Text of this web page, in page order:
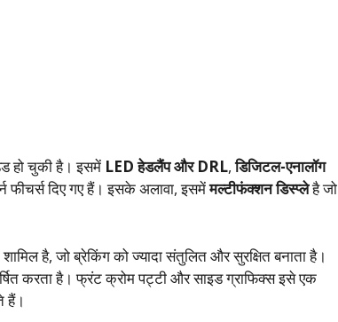
हो चुकी है। इसमें LED हेडलैंप और DRL,डिजिटल-एनालॉग
फीचर्स दिए गए हैं। इसके अलावा, इसमेंमल्टीफंक्शन डिस्प्लेहै जो
शामिल है, जो ब्रेकिंग को ज्यादा संतुलित और सुरक्षित बनाता है।
करता है। फ्रंट क्रोम पट्टी और साइड ग्राफिक्स इसे एक
हैं।